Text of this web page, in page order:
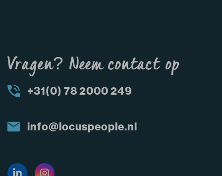
Vragen? Neem contact op
+31(0) 78 2000 249
info@locuspeople.nl